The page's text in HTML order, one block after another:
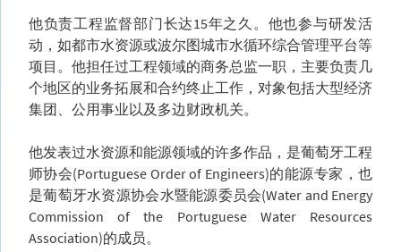
他负责工程监督部门长达15年之久。他也参与研发活
动，如都市水资源或波尔图城市水循环综合管理平台等
项目。他担任过工程领域的商务总监一职，主要负责几
个地区的业务拓展和合约终止工作，对象包括大型经济
集团、公用事业以及多边财政机关。
他发表过水资源和能源领域的许多作品，是葡萄牙工程
师协会(Portuguese Order of Engineers)的能源专家，也
是葡萄牙水资源协会水暨能源委员会(Water and Energy
Commission of the Portuguese Water Resources
Association)的成员。